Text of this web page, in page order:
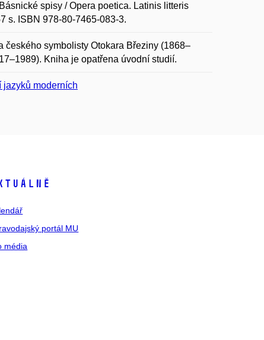
spisy / Opera poetica. Latinis litteris
s. ISBN 978-80-7465-083-3.
symbolisty Otokara Březiny (1868–
Kniha je opatřena úvodní studií.
jazyků moderních
portál MU
média